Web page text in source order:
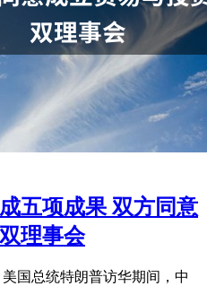
五项成果 双方同意
理事会
国总统特朗普访华期间，中